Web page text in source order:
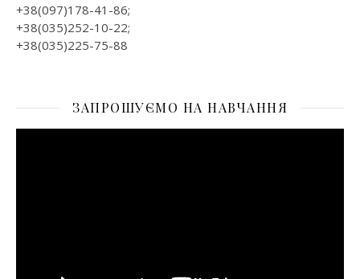
+38(097)178-41-86;
+38(035)252-10-22;
+38(035)225-75-88
ЗАПРОШУЄМО НА НАВЧАННЯ
Відеопрогравач